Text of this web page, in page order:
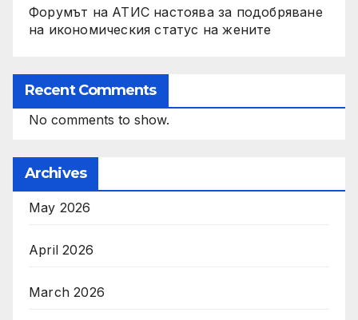
Форумът на АТИС настоява за подобряване
на икономическия статус на жените
Recent Comments
No comments to show.
Archives
May 2026
April 2026
March 2026